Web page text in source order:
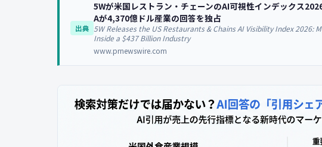
出典
5Wが米国レストラン・チェーンのAI可視性インデックス
Aが4,370億ドル産業の回答を独占
5W Releases the US Restaurants & Chains AI Visibility Index 2026:
Inside a $437 Billion Industry
www.prnewswire.com